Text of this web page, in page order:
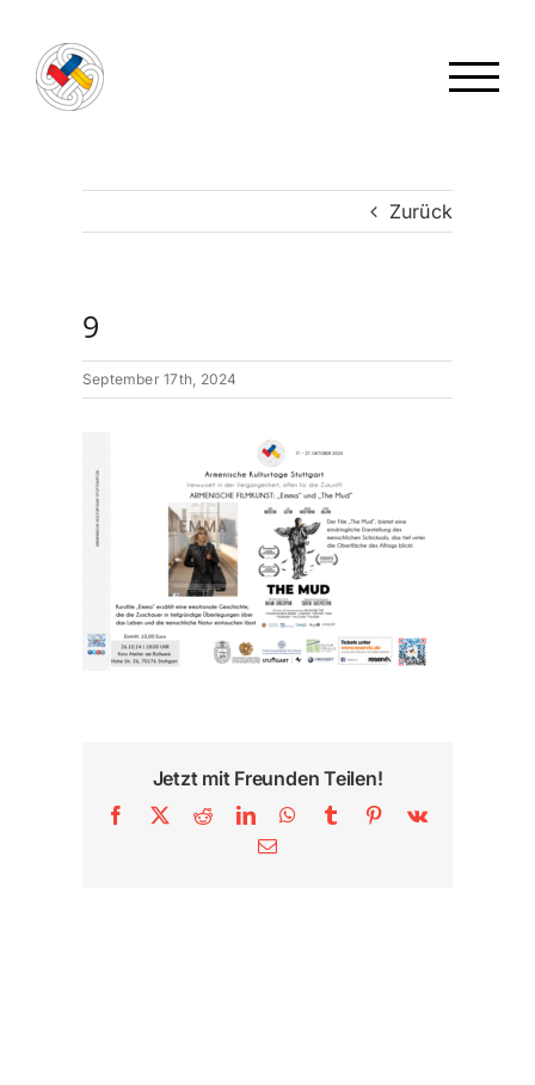
Inhalt
springen
Zurück
9
September 17th, 2024
Jetzt mit Freunden Teilen!
Facebook
X RedditLinkedInWhatsApp
Tumblr Pinterest
Vk
E-